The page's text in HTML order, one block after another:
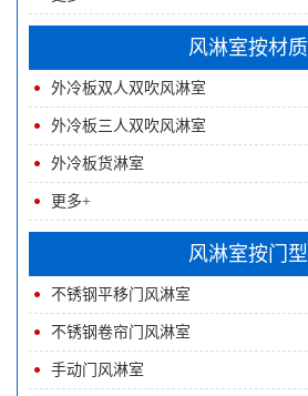
风淋室按材质
外冷板双人双吹风淋室
外冷板三人双吹风淋室
外冷板货淋室
更多+
风淋室按门型
不锈钢平移门风淋室
不锈钢卷帘门风淋室
手动门风淋室